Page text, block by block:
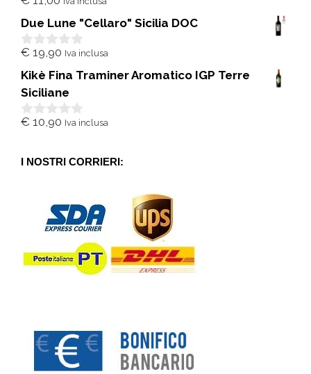
0
u
5
Due Lune "Cellaro" Sicilia DOC
0
u
5
€ 19,90 Iva inclusa
Kikè Fina Traminer Aromatico IGP Terre
Siciliane
0
5
€ 10,90 Iva inclusa
I NOSTRI CORRIERI: